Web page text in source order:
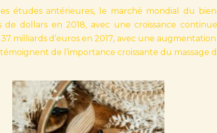
études antérieures, le marché mondial du
de dollars en 2018, avec une croissance
milliards d’euros en 2017, avec une
de l’importance croissante du massage